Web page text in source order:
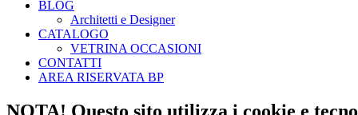
BLOG
Architetti e Designer
CATALOGO
VETRINA OCCASIONI
CONTATTI
AREA RISERVATA BP